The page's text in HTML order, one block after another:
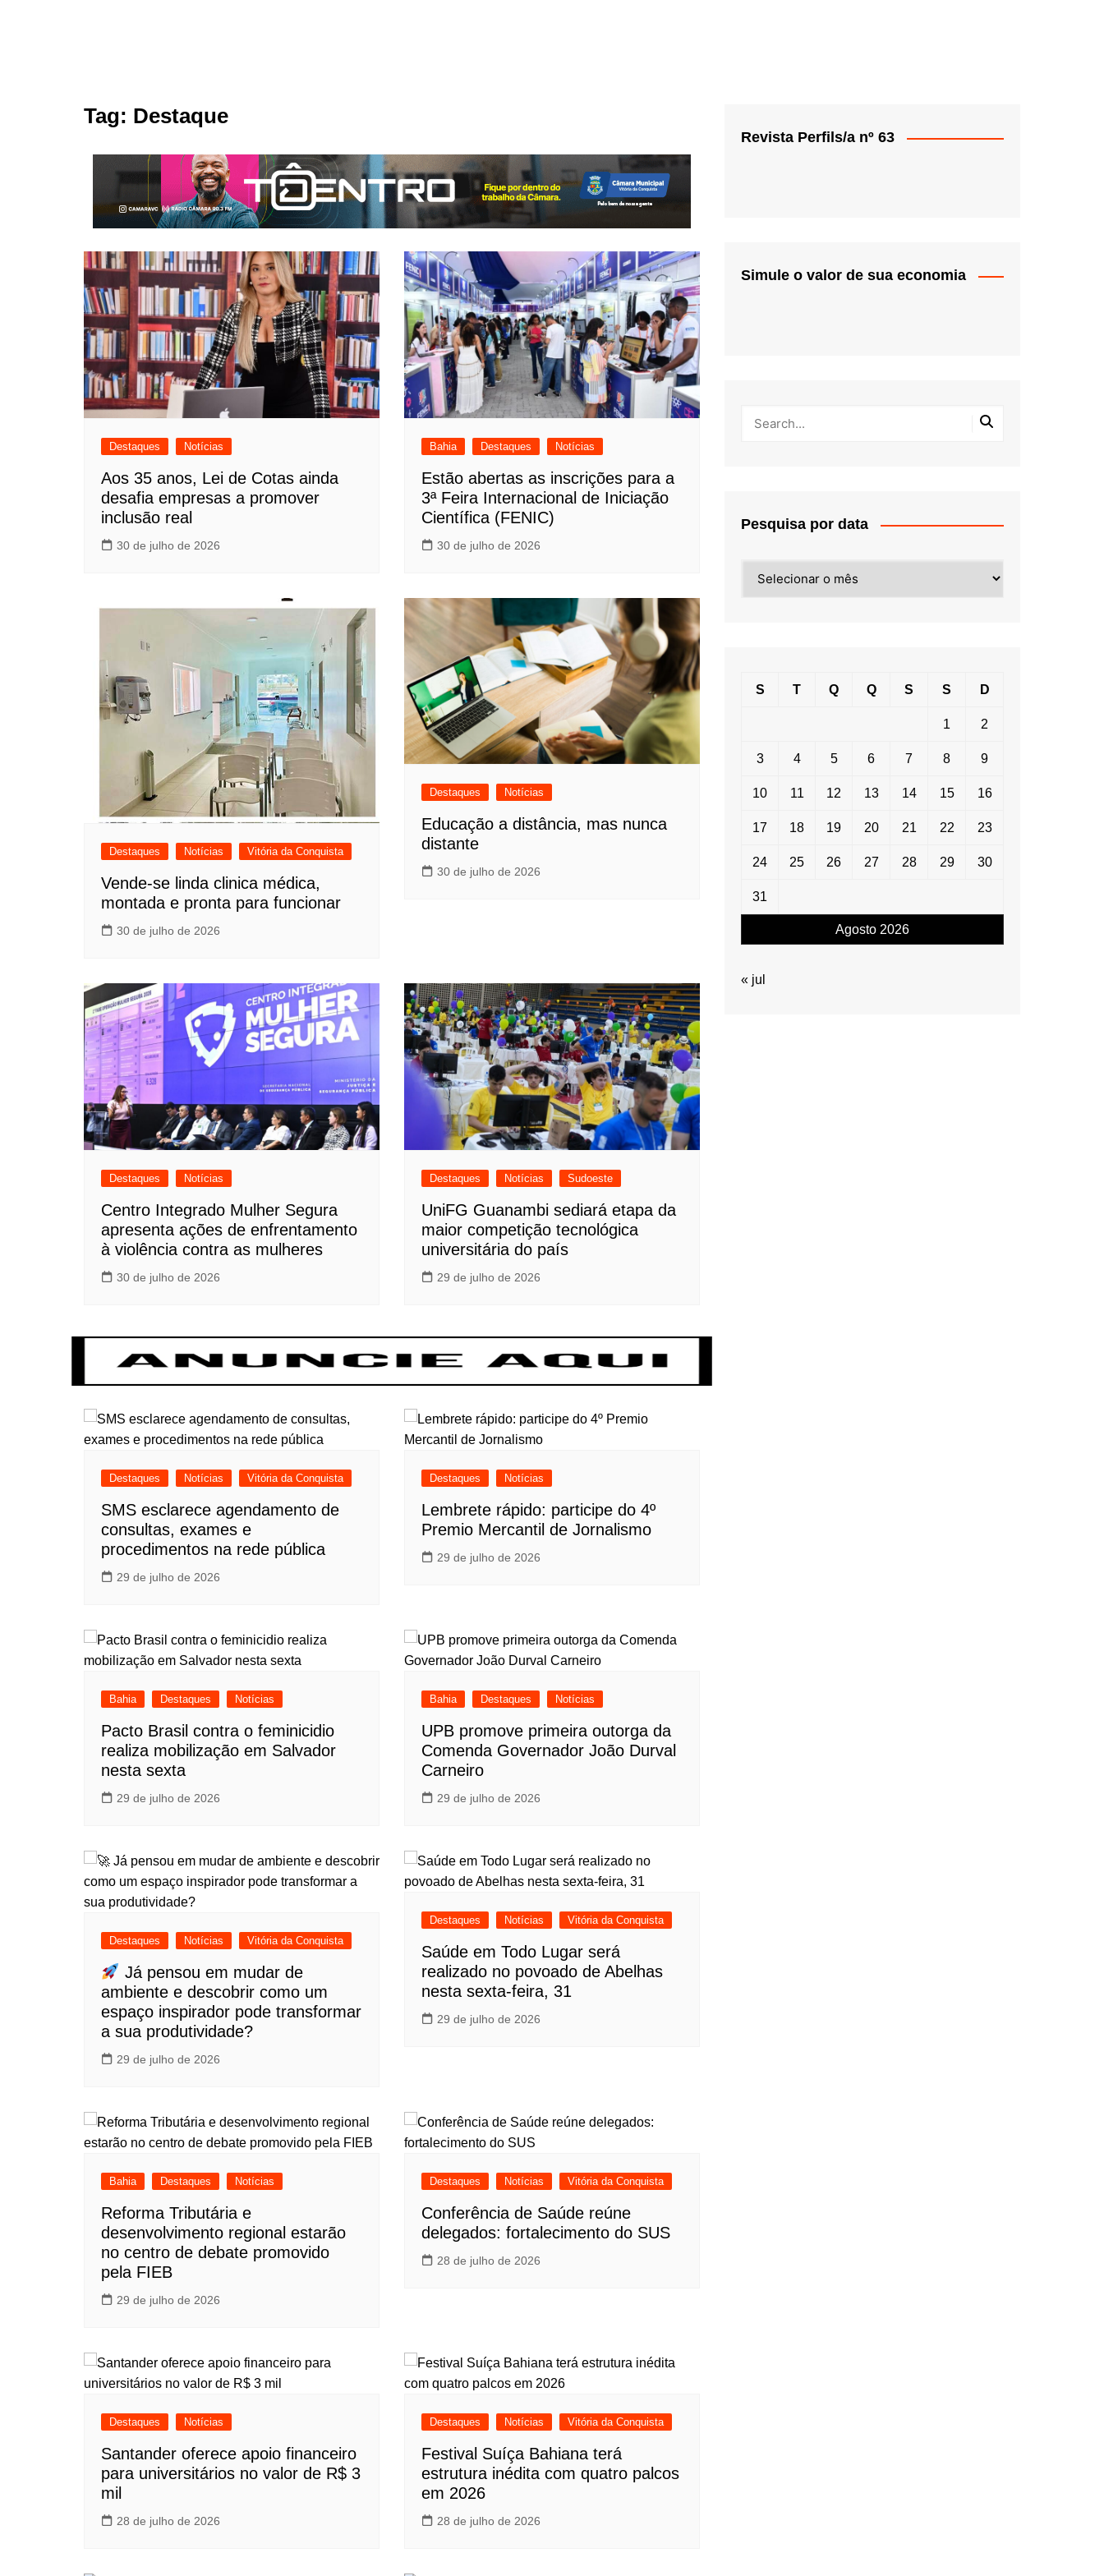
Tag: Destaque
Destaques Notícias
Aos 35 anos, Lei de Cotas ainda
desafia empresas a promover
inclusão real
30 de julho de 2026
Bahia Destaques Notícias
Estão abertas as inscrições para a
3ª Feira Internacional de Iniciação
Científica (FENIC)
30 de julho de 2026
Destaques Notícias Vitória da Conquista
Vende-se linda clinica médica,
montada e pronta para funcionar
30 de julho de 2026
Destaques Notícias
Educação a distância, mas nunca
distante
30 de julho de 2026
Destaques Notícias
Centro Integrado Mulher Segura
apresenta ações de enfrentamento
à violência contra as mulheres
30 de julho de 2026
Destaques Notícias Sudoeste
UniFG Guanambi sediará etapa da
maior competição tecnológica
universitária do país
29 de julho de 2026
Destaques Notícias Vitória da Conquista
SMS esclarece agendamento de
consultas, exames e
procedimentos na rede pública
29 de julho de 2026
Destaques Notícias
Lembrete rápido: participe do 4º
Premio Mercantil de Jornalismo
29 de julho de 2026
Bahia Destaques Notícias
Pacto Brasil contra o feminicidio
realiza mobilização em Salvador
nesta sexta
29 de julho de 2026
Bahia Destaques Notícias
UPB promove primeira outorga da
Comenda Governador João Durval
Carneiro
29 de julho de 2026
Destaques Notícias Vitória da Conquista
Já pensou em mudar de
ambiente e descobrir como um
espaço inspirador pode transformar
a sua produtividade?
29 de julho de 2026
Destaques Notícias Vitória da Conquista
Saúde em Todo Lugar será
realizado no povoado de Abelhas
nesta sexta-feira, 31
29 de julho de 2026
Bahia Destaques Notícias
Reforma Tributária e
desenvolvimento regional estarão
no centro de debate promovido
pela FIEB
29 de julho de 2026
Destaques Notícias Vitória da Conquista
Conferência de Saúde reúne
delegados: fortalecimento do SUS
28 de julho de 2026
Destaques Notícias
Santander oferece apoio financeiro
para universitários no valor de R$ 3
mil
28 de julho de 2026
Destaques Notícias Vitória da Conquista
Festival Suíça Bahiana terá
estrutura inédita com quatro palcos
em 2026
28 de julho de 2026
Revista Perfils/a nº 63
Simule o valor de sua economia
Pesquisa por data
por
Agosto 2026
S T Q Q S S D
1 2
3 4 5 6 7 8 9
10 11 12 13 14 15 16
17 18 19 20 21 22 23
24 25 26 27 28 29 30
31
« jul